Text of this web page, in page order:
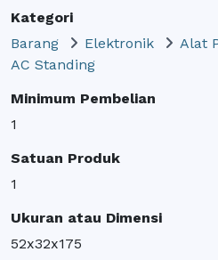
Kategori
Barang
Elektronik
Alat
AC Standing
Minimum Pembelian
1
Satuan Produk
1
Ukuran atau Dimensi
52x32x175